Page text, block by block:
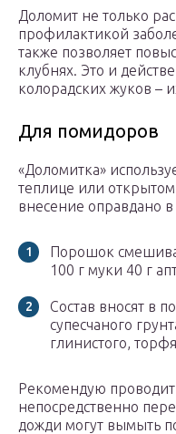
Доломит не только
профилактикой
также позволяет
клубнях. Это и
колорадских жуков –
Для помидоров
«Доломитка»
теплице или
внесение оправдано
Порошок
100 г муки 40 г
Состав вносят в
супесчаного
глинистого,
Рекомендую
непосредственно
дожди могут вымыть